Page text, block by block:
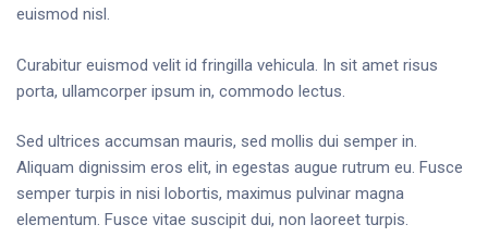
euismod nisl.
Curabitur euismod velit id fringilla vehicula. In sit amet risus
porta, ullamcorper ipsum in, commodo lectus.
Sed ultrices accumsan mauris, sed mollis dui semper in.
Aliquam dignissim eros elit, in egestas augue rutrum eu. Fusce
semper turpis in nisi lobortis, maximus pulvinar magna
elementum. Fusce vitae suscipit dui, non laoreet turpis.